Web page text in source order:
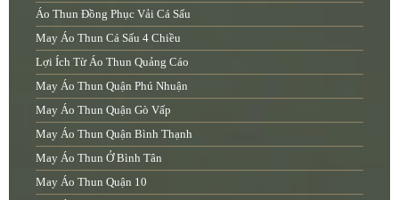
Áo Thun Đồng Phục Vải Cá Sấu
May Áo Thun Cá Sấu 4 Chiều
Lợi Ích Từ Áo Thun Quảng Cáo
May Áo Thun Quận Phú Nhuận
May Áo Thun Quận Gò Vấp
May Áo Thun Quận Bình Thạnh
May Áo Thun Ở Bình Tân
May Áo Thun Quận 10